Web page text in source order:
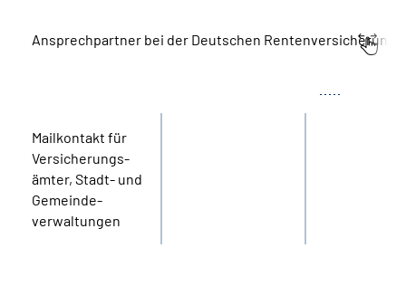
Ansprechpartner bei der Deutschen Rentenversicherung
Mail­kontakt für
Versicherungs­
ämter, Stadt- und
Gemeinde­
verwaltungen